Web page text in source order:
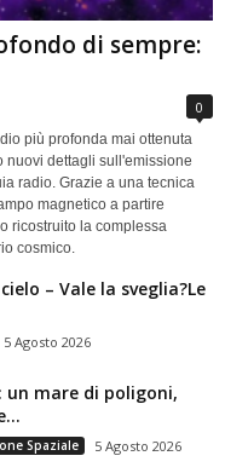
di sempre:
0
più profonda mai ottenuta
nuovi dettagli sull'emissione
radio. Grazie a una tecnica
magnetico a partire
ricostruito la complessa
cosmico.
– Vale la sveglia?Le
5 Agosto 2026
un mare di poligoni,
Spaziale 5 Agosto 2026